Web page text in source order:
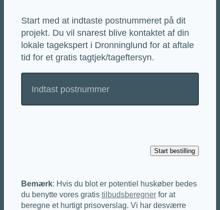
Start med at indtaste postnummeret på dit
projekt. Du vil snarest blive kontaktet af din
lokale tagekspert i Dronninglund for at aftale
tid for et gratis tagtjek/tageftersyn.
Bemærk: Hvis du blot er potentiel huskøber bedes
du benytte vores gratis tilbudsberegnerfor at
beregne et hurtigt prisoverslag. Vi har desværre